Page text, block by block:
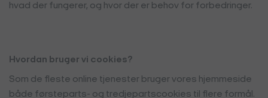
hvad der fungerer, og hvor der er behov for forbedringer.
Hvordan bruger vi cookies?
Som de fleste online tjenester bruger vores hjemmeside
både førsteparts- og tredjepartscookies til flere formål.